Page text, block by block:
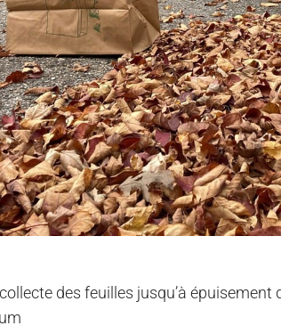
des feuilles jusqu’à épuisement